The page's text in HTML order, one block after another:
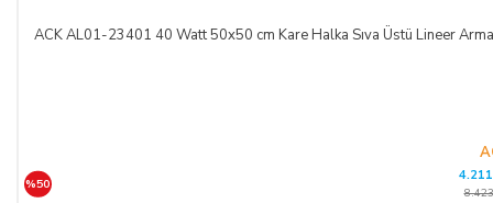
ACK AL01-23401 40 Watt 50x50 cm Kare Halka Sıva Üstü Lineer
%50